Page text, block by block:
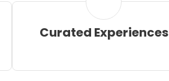
Curated Experiences